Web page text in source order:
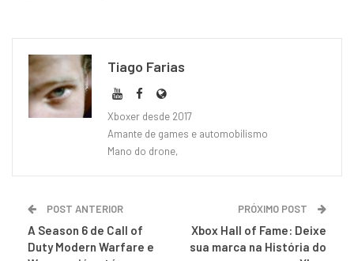
Tiago Farias
Xboxer desde 2017
Amante de games e automobilismo
Mano do drone,
POST ANTERIOR
A Season 6 de Call of
Duty Modern Warfare e
PRÓXIMO POST
Xbox Hall of Fame: Deixe
sua marca na História do